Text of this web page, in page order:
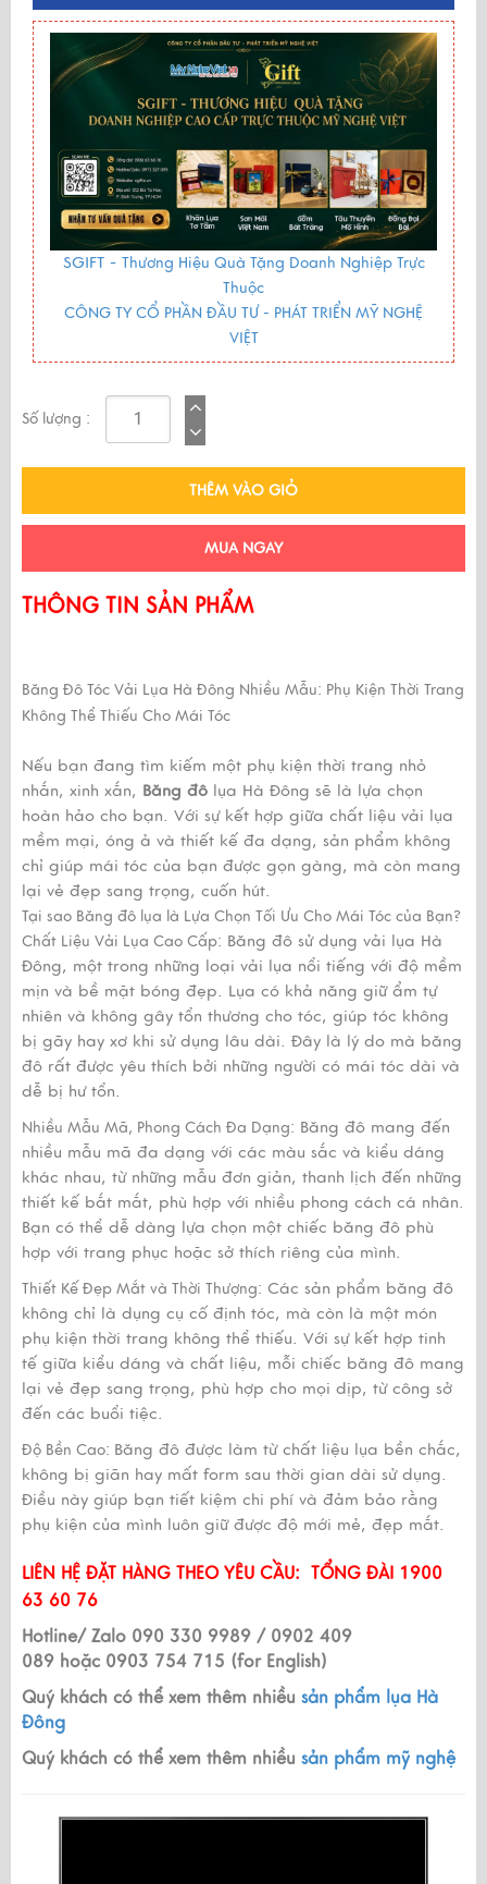
SGIFT - Thương Hiệu Quà Tặng Doanh Nghiệp Trực
Thuộc
CÔNG TY CỔ PHẦN ĐẦU TƯ - PHÁT TRIỂN MỸ NGHỆ
VIỆT
Số lượng :
THÊM VÀO GIỎ
MUA NGAY
THÔNG TIN SẢN PHẨM
Băng Đô Tóc Vải Lụa Hà Đông Nhiều Mẫu: Phụ Kiện Thời Trang
Không Thể Thiếu Cho Mái Tóc
Nếu bạn đang tìm kiếm một phụ kiện thời trang nhỏ
nhắn, xinh xắn, Băng đô lụa Hà Đông sẽ là lựa chọn
hoàn hảo cho bạn. Với sự kết hợp giữa chất liệu vải lụa
mềm mại, óng ả và thiết kế đa dạng, sản phẩm không
chỉ giúp mái tóc của bạn được gọn gàng, mà còn mang
lại vẻ đẹp sang trọng, cuốn hút.
Tại sao Băng đô​ lụa là Lựa Chọn Tối Ưu Cho Mái Tóc của Bạn?
Chất Liệu Vải Lụa Cao Cấp: Băng đô sử dụng vải lụa Hà
Đông, một trong những loại vải lụa nổi tiếng với độ mềm
mịn và bề mặt bóng đẹp. Lụa có khả năng giữ ẩm tự
nhiên và không gây tổn thương cho tóc, giúp tóc không
bị gãy hay xơ khi sử dụng lâu dài. Đây là lý do mà băng
đô rất được yêu thích bởi những người có mái tóc dài và
dễ bị hư tổn.
Nhiều Mẫu Mã, Phong Cách Đa Dạng: Băng đô mang đến
nhiều mẫu mã đa dạng với các màu sắc và kiểu dáng
khác nhau, từ những mẫu đơn giản, thanh lịch đến những
thiết kế bắt mắt, phù hợp với nhiều phong cách cá nhân.
Bạn có thể dễ dàng lựa chọn một chiếc băng đô phù
hợp với trang phục hoặc sở thích riêng của mình.
Thiết Kế Đẹp Mắt và Thời Thượng: Các sản phẩm băng đô
không chỉ là dụng cụ cố định tóc, mà còn là một món
phụ kiện thời trang không thể thiếu. Với sự kết hợp tinh
tế giữa kiểu dáng và chất liệu, mỗi chiếc băng đô mang
lại vẻ đẹp sang trọng, phù hợp cho mọi dịp, từ công sở
đến các buổi tiệc.
Độ Bền Cao: Băng đô được làm từ chất liệu lụa bền chắc,
không bị giãn hay mất form sau thời gian dài sử dụng.
Điều này giúp bạn tiết kiệm chi phí và đảm bảo rằng
phụ kiện của mình luôn giữ được độ mới mẻ, đẹp mắt.
LIÊN HỆ ĐẶT HÀNG THEO YÊU CẦU: TỔNG ĐÀI 1900
63 60 76
Hotline/ Zalo 090 330 9989 / 0902 409
089 hoặc 0903 754 715 (for English)
Quý khách có thể xem thêm nhiều sản phẩm lụa Hà
Đông
Quý khách có thể xem thêm nhiều sản phẩm mỹ nghệ